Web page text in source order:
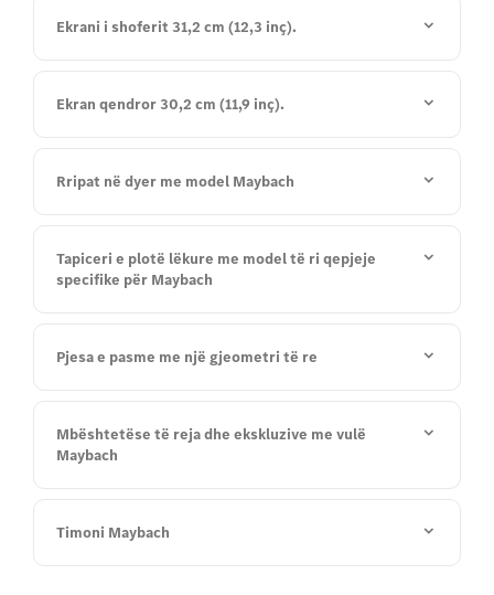
Ekrani i shoferit 31,2 cm (12,3 inç).
Ekran qendror 30,2 cm (11,9 inç).
Rripat në dyer me model Maybach
Tapiceri e plotë lëkure me model të ri qepjeje
specifike për Maybach
Pjesa e pasme me një gjeometri të re
Mbështetëse të reja dhe ekskluzive me vulë
Maybach
Timoni Maybach